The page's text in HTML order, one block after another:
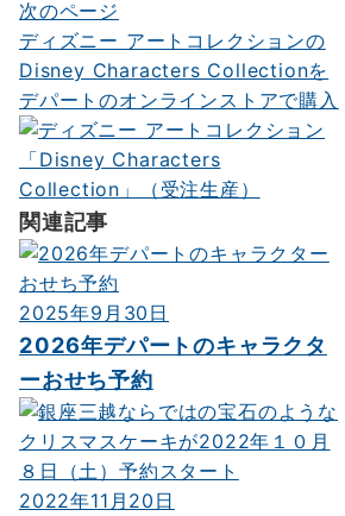
ー
シ
ョ
ン
次のページ
ディズニー アートコレクションの
Disney Characters Collectionを
デパートのオンラインストアで購入
関連記事
2025年9月30日
2026年デパートのキャラクタ
ーおせち予約
2022年11月20日